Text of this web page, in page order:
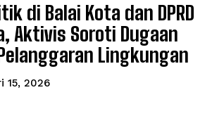
di Balai Kota dan DPRD
Aktivis Soroti Dugaan
Lingkungan
15, 2026